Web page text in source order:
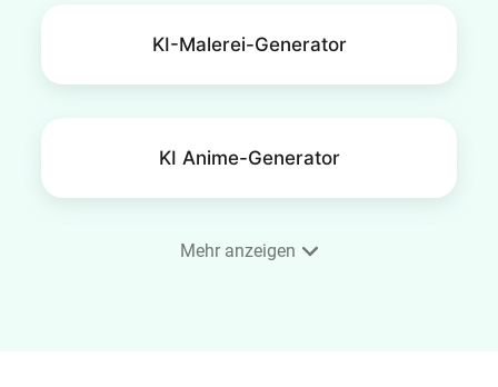
KI-Malerei-Generator
KI Anime-Generator
Mehr anzeigen